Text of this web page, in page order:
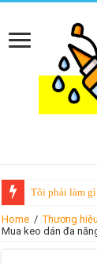
Tôi phải làm
Home / Thương hiệu
Mua keo dán đa